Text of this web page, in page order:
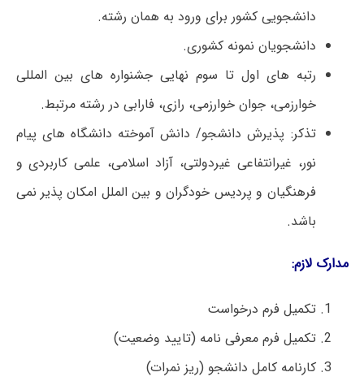
دانشجویی کشور برای ورود به همان رشته.
دانشجویان نمونه کشوری.
رتبه های اول تا سوم نهایی جشنواره های بین المللی
خوارزمی، جوان خوارزمی، رازی، فارابی در رشته مرتبط.
تذکر: پذیرش دانشجو/ دانش آموخته دانشگاه های پیام
نور، غیرانتفاعی غیردولتی، آزاد اسلامی، علمی کاربردی و
فرهنگیان و پردیس خودگران و بین الملل امکان پذیر نمی
باشد.
مدارک لازم:
تکمیل فرم درخواست
تکمیل فرم معرفی نامه (تایید وضعیت)
کارنامه کامل دانشجو (ریز نمرات)